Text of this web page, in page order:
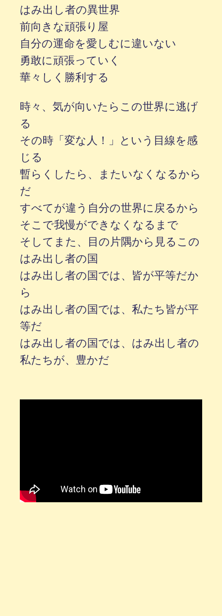
はみ出し者の異世界
前向きな頑張り屋
自分の運命を愛しむに違いない
勇敢に頑張っていく
華々しく勝利する
時々、気が向いたらこの世界に逃げ
る
その時「変な人！」という目線を感
じる
暫らくしたら、またいなくなるから
だ
すべてが違う自分の世界に戻るから
そこで我慢ができなくなるまで
そしてまた、目の片隅から見るこの
はみ出し者の国
はみ出し者の国では、皆が平等だか
ら
はみ出し者の国では、私たち皆が平
等だ
はみ出し者の国では、はみ出し者の
私たちが、豊かだ